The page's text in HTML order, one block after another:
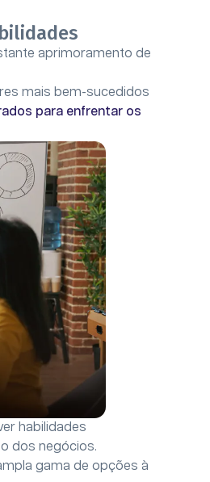
aprimoramento de
mais bem-sucedidos
para enfrentar os
habilidades
dos negócios.
gama de opções à